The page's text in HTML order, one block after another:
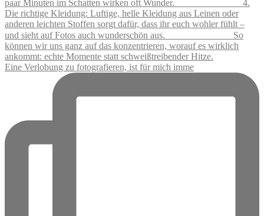
Eine Verlobung zu fotografieren, ist für mich imme